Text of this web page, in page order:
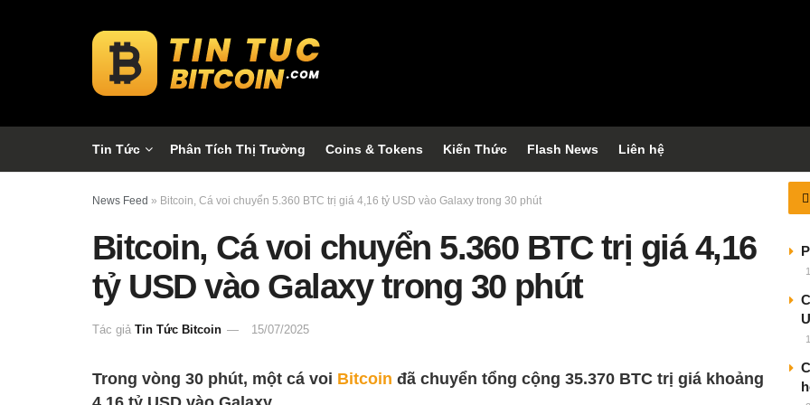
Tin Tức Phân Tích Thị Trường Coins & Tokens Kiến Thức Flash News Liên hệ
News Feed » Bitcoin, Cá voi chuyển 5.360 BTC trị giá 4,16 tỷ USD vào Galaxy trong 30 phút
Bitcoin, Cá voi chuyển 5.360 BTC trị giá 4,16
tỷ USD vào Galaxy trong 30 phút
Tác giả Tin Tức Bitcoin 15/07/2025
Trong vòng 30 phút, một cá voi Bitcoin đã chuyển tổng cộng 35.370 BTC trị giá khoảng